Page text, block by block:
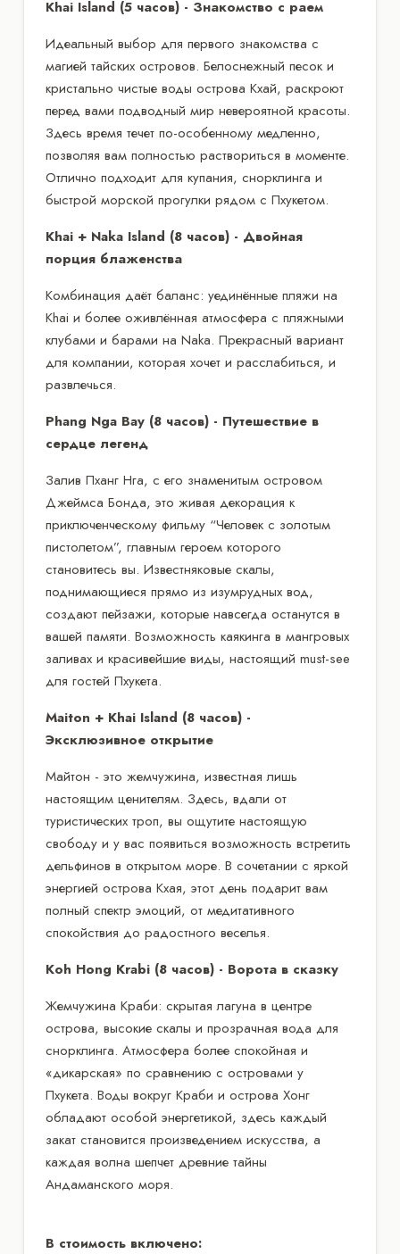
Khai Island (5 часов) - Знакомство с раем
Идеальный выбор для первого знакомства с
магией тайских островов. Белоснежный песок и
кристально чистые воды острова Кхай, раскроют
перед вами подводный мир невероятной красоты.
Здесь время течет по-особенному медленно,
позволяя вам полностью раствориться в моменте.
Отлично подходит для купания, снорклинга и
быстрой морской прогулки рядом с Пхукетом.
Khai + Naka Island (8 часов) - Двойная
порция блаженства
Комбинация даёт баланс: уединённые пляжи на
Khai и более оживлённая атмосфера с пляжными
клубами и барами на Naka. Прекрасный вариант
для компании, которая хочет и расслабиться, и
развлечься.
Phang Nga Bay (8 часов) - Путешествие в
сердце легенд
Залив Пханг Нга, с его знаменитым островом
Джеймса Бонда, это живая декорация к
приключенческому фильму “Человек с золотым
пистолетом”, главным героем которого
становитесь вы. Известняковые скалы,
поднимающиеся прямо из изумрудных вод,
создают пейзажи, которые навсегда останутся в
вашей памяти. Возможность каякинга в мангровых
заливах и красивейшие виды, настоящий must-see
для гостей Пхукета.
Maiton + Khai Island (8 часов) -
Эксклюзивное открытие
Майтон - это жемчужина, известная лишь
настоящим ценителям. Здесь, вдали от
туристических троп, вы ощутите настоящую
свободу и у вас появиться возможность встретить
дельфинов в открытом море. В сочетании с яркой
энергией острова Кхая, этот день подарит вам
полный спектр эмоций, от медитативного
спокойствия до радостного веселья.
Koh Hong Krabi (8 часов) - Ворота в сказку
Жемчужина Краби: скрытая лагуна в центре
острова, высокие скалы и прозрачная вода для
снорклинга. Атмосфера более спокойная и
«дикарская» по сравнению с островами у
Пхукета. Воды вокруг Краби и острова Хонг
обладают особой энергетикой, здесь каждый
закат становится произведением искусства, а
каждая волна шепчет древние тайны
Андаманского моря.
В стоимость включено: